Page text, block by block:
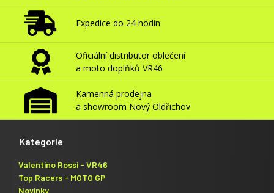
Expedice do 24 hodin
Oficiální distributor oblečení
a moto doplňků VR46
Kamenná prodejna
a showroom Nový Oldřichov
Kategorie
Valentino Rossi - VR46
Top Racers - MOTO GP
Novinky